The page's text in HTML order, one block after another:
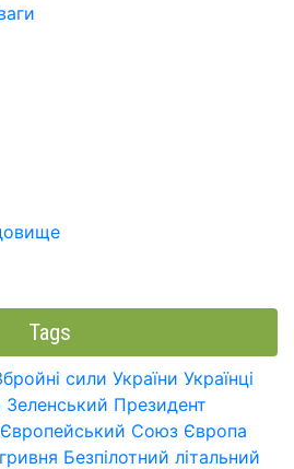
Tags
сили України Українці
Президент
Європейський Союз Європа
Безпілотний літальний